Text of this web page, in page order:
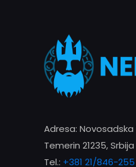
Adresa: Novosadska
Temerin 21235, Srbija
Tel.: +381 21/846-255